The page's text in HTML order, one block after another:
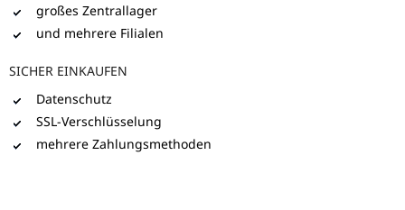
großes Zentrallager
und mehrere Filialen
SICHER EINKAUFEN
Datenschutz
SSL-Verschlüsselung
mehrere Zahlungsmethoden